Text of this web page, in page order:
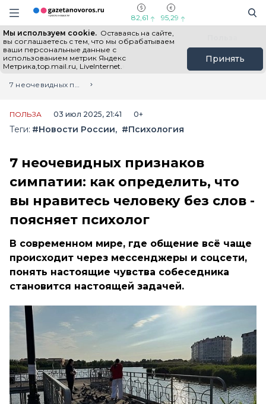
Информационный портал "ГазетаНоворос.ру"
Навигация сайта
82,61 95,29
Мы используем cookie. Оставаясь на сайте,
вы соглашаетесь с тем, что мы обрабатываем
ваши персональные данные с
использованием метрик Яндекс
Метрика,top.mail.ru, LiveInternet.
Принять
Все новости Новости России
Главная
Лента новостей
7 неочевидных признаков симпатии: как определить, что вы нравитесь человеку без слов - поясняет психолог
ПОЛЬЗА 03 июл 2025, 21:41 0+
Теги: #Новости России #Психология
7 неочевидных признаков
симпатии: как определить, что
вы нравитесь человеку без слов -
поясняет психолог
В современном мире, где общение всё чаще
происходит через мессенджеры и соцсети,
понять настоящие чувства собеседника
становится настоящей задачей.